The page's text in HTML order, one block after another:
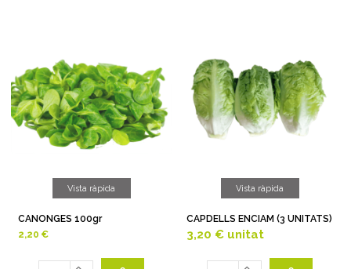
Vista ràpida
CANONGES 100gr
2,20 €
Vista ràpida
CAPDELLS ENCIAM (3 UNITATS)
3,20 € unitat